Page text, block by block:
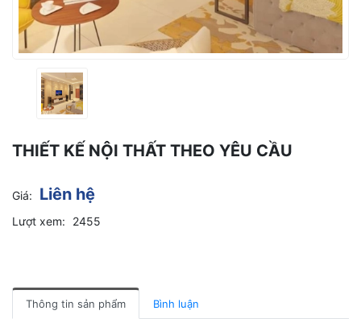
THIẾT KẾ NỘI THẤT THEO YÊU CẦU
Giá: Liên hệ
Lượt xem: 2455
Thông tin sản phẩm Bình luận